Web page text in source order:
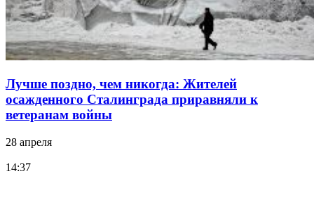
Лучше поздно, чем никогда: Жителей
осажденного Сталинграда приравняли к
ветеранам войны
28 апреля
14:37